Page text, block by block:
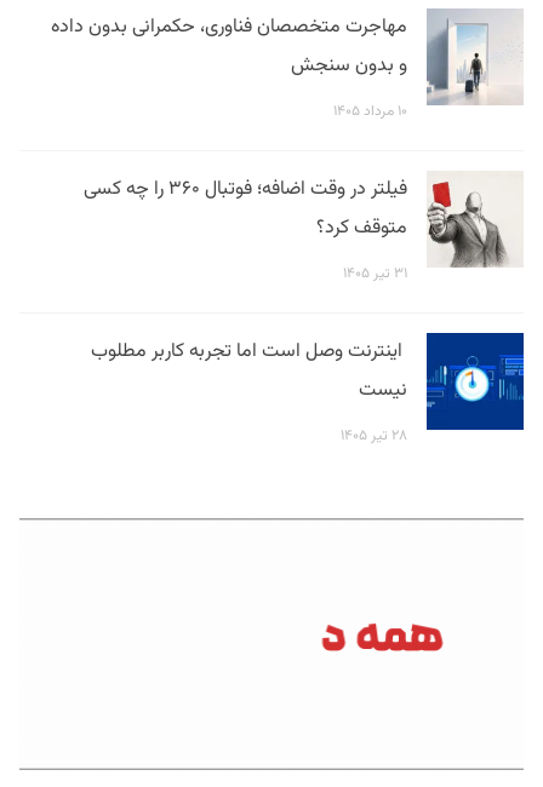
مهاجرت متخصصان فناوری، حکمرانی بدون داده
و بدون سنجش
۱۰ مرداد ۱۴۰۵
فیلتر در وقت اضافه؛ فوتبال ۳۶۰ را چه کسی
متوقف کرد؟
۳۱ تیر ۱۴۰۵
اینترنت وصل است اما تجربه کاربر مطلوب
نیست
۲۸ تیر ۱۴۰۵